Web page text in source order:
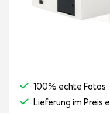
100% echte Fotos
Lieferung im Preis